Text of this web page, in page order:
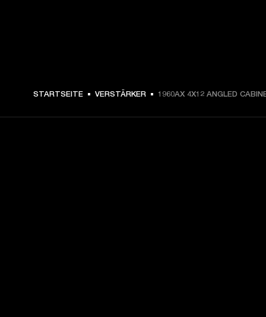
STARTSEITE VERSTÄRKER 1960AX 4X12 ANGLED